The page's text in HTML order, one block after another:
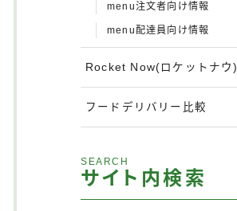
menu注文者向け情報
menu配達員向け情報
Rocket Now(ロケットナウ)
フードデリバリー比較
SEARCH
サイト内検索